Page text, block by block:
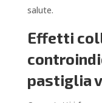
salute.
Effetti
pastiglia